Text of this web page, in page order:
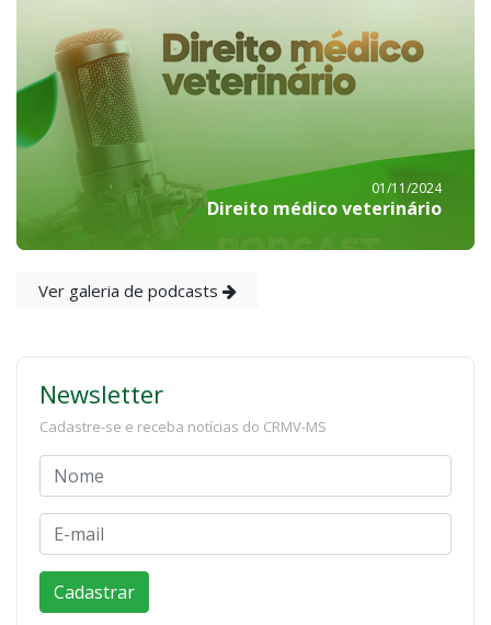
01/11/2024
Direito médico veterinário
Ver galeria de podcasts
Newsletter
Cadastre-se e receba notícias do CRMV-MS